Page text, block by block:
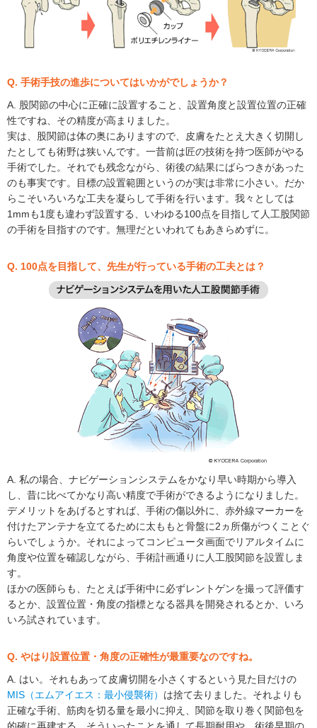
Q. 手術手技の進歩についてはいかがでしょうか？
A. 股関節の中心に正確に設置すること、設置角度と設置位置の正確
性ですね、その精度が高まりました。
実は、股関節は体の奥にありますので、皮膚をたとえ大きく切開し
たとしても術野は狭いんです。一昔前は匠の技術を持つ医師がやる
手術でした。それでも残念ながら、術後の結果にばらつきがあった
のも事実です。目標の設置範囲というのが実は非常に小さい。だか
らこそいろいろな工夫を凝らして手術を行います。我々としては
1mmも1度も違わず設置する、いわゆる100点を目指して人工股関節
の手術を目指すのです。無理だといわれてもあきらめずに。
Q. 100点を目指して、先生が行っている手術の工夫とは？
A. 私の場合、ナビゲーションシステムをかなり早い時期から導入
し、昔に比べてかなり高い精度で手術ができるようになりました。
デメリットをあげるとすれば、手術の傷以外に、赤外線マーカーを
付けたアンテナを立てるために太ももと骨盤に2ヵ所傷がつくことぐ
らいでしょうか。それによってコンピュータ画面でリアルタイムに
角度や位置を確認しながら、手術計画通りに人工股関節を設置しま
す。
ほかの医師らも、たとえば手術中に必ずレントゲンを撮って評価す
るとか、設置位置・角度の指標となる器具を開発されるとか、いろ
いろ試されています。
Q. やはり設置位置・角度の正確性が最重要なのですね。
A. はい。それもあって皮膚切開を小さくするという見た目だけの
MIS（エムアイエス：最小侵襲術） は捨て去りました。それよりも
正確な手術、筋肉を切る量を最小に抑え、関節を取り巻く関節包を